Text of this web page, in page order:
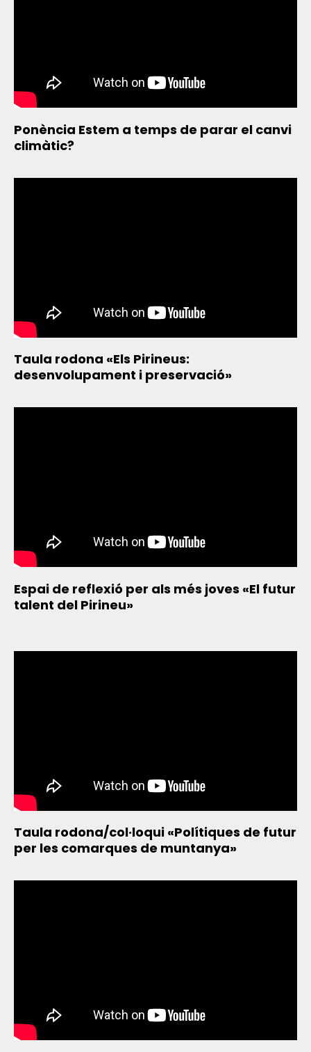
Ponència Estem a temps de parar el canvi
climàtic?
Taula rodona «Els Pirineus:
desenvolupament i preservació»
Espai de reflexió per als més joves «El futur
talent del Pirineu»
Taula rodona/col·loqui «Polítiques de futur
per les comarques de muntanya»